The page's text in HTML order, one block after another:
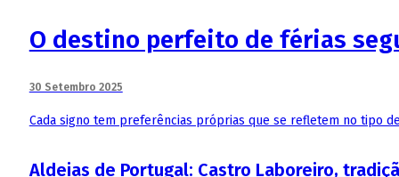
O destino perfeito de férias
30 Setembro 2025
Cada signo tem preferências próprias que se refletem no tipo
Aldeias de Portugal: Castro Laboreiro,